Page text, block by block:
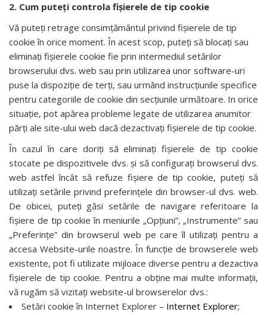
2. Cum puteţi controla fişierele de tip cookie
Vă puteți retrage consimțământul privind fișierele de tip
cookie în orice moment. În acest scop, puteţi să blocaţi sau
eliminaţi fişierele cookie fie prin intermediul setărilor
browserului dvs. web sau prin utilizarea unor software-uri
puse la dispoziţie de terți, sau urmând instrucţiunile specifice
pentru categoriile de cookie din secţiunile următoare. In orice
situaţie, pot apărea probleme legate de utilizarea anumitor
părți ale site-ului web dacă dezactivaţi fişierele de tip cookie.
În cazul în care doriți să eliminați fișierele de tip cookie
stocate pe dispozitivele dvs. și să configurați browserul dvs.
web astfel încât să refuze fișiere de tip cookie, puteți să
utilizați setările privind preferințele din browser-ul dvs. web.
De obicei, puteți găsi setările de navigare referitoare la
fișiere de tip cookie în meniurile „Opțiuni”, „Instrumente” sau
„Preferințe” din browserul web pe care îl utilizați pentru a
accesa Website-urile noastre. În funcție de browserele web
existente, pot fi utilizate mijloace diverse pentru a dezactiva
fișierele de tip cookie. Pentru a obține mai multe informații,
vă rugăm să vizitați website-ul browserelor dvs.:
Setări cookie în Internet Explorer – Internet Explorer;